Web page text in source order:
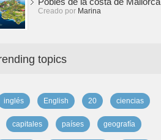
Creado por Marina
topics
inglés English 20 ciencias
capitales países geografía